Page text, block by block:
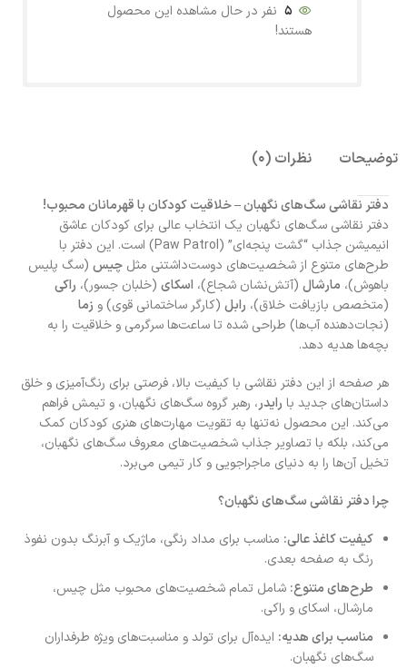
5 نفر در حال مشاهده این محصول
هستند!
توضیحات نظرات (0)
دفتر نقاشی سگ‌های نگهبان – خلاقیت کودکان با قهرمانان محبوب!
دفتر نقاشی سگ‌های نگهبان یک انتخاب عالی برای کودکان عاشق
انیمیشن جذاب “گشت پنجه‌ای” (Paw Patrol) است. این دفتر با
طرح‌های متنوع از شخصیت‌های دوست‌داشتنی مثل چیس (سگ پلیس
باهوش)، مارشال (آتش‌نشان شجاع)، اسکای (خلبان جسور)، راکی
(متخصص بازیافت خلاق)، رابل (کارگر ساختمانی قوی) و زما
(نجات‌دهنده آب‌ها) طراحی شده تا ساعت‌ها سرگرمی و خلاقیت را به
بچه‌ها هدیه دهد.
هر صفحه از این دفتر نقاشی با کیفیت بالا، فرصتی برای رنگ‌آمیزی و خلق
داستان‌های جدید با رایدر، رهبر گروه سگ‌های نگهبان، و تیمش فراهم
می‌کند. این محصول نه‌تنها به تقویت مهارت‌های هنری کودکان کمک
می‌کند، بلکه با تصاویر جذاب شخصیت‌های معروف سگ‌های نگهبان،
تخیل آن‌ها را به دنیای ماجراجویی و کار تیمی می‌برد.
چرا دفتر نقاشی سگ‌های نگهبان؟
کیفیت کاغذ عالی: مناسب برای مداد رنگی، ماژیک و آبرنگ بدون نفوذ
رنگ به صفحه بعدی.
طرح‌های متنوع: شامل تمام شخصیت‌های محبوب مثل چیس،
مارشال، اسکای و راکی.
مناسب برای هدیه: ایده‌آل برای تولد و مناسبت‌های ویژه طرفداران
سگ‌های نگهبان.